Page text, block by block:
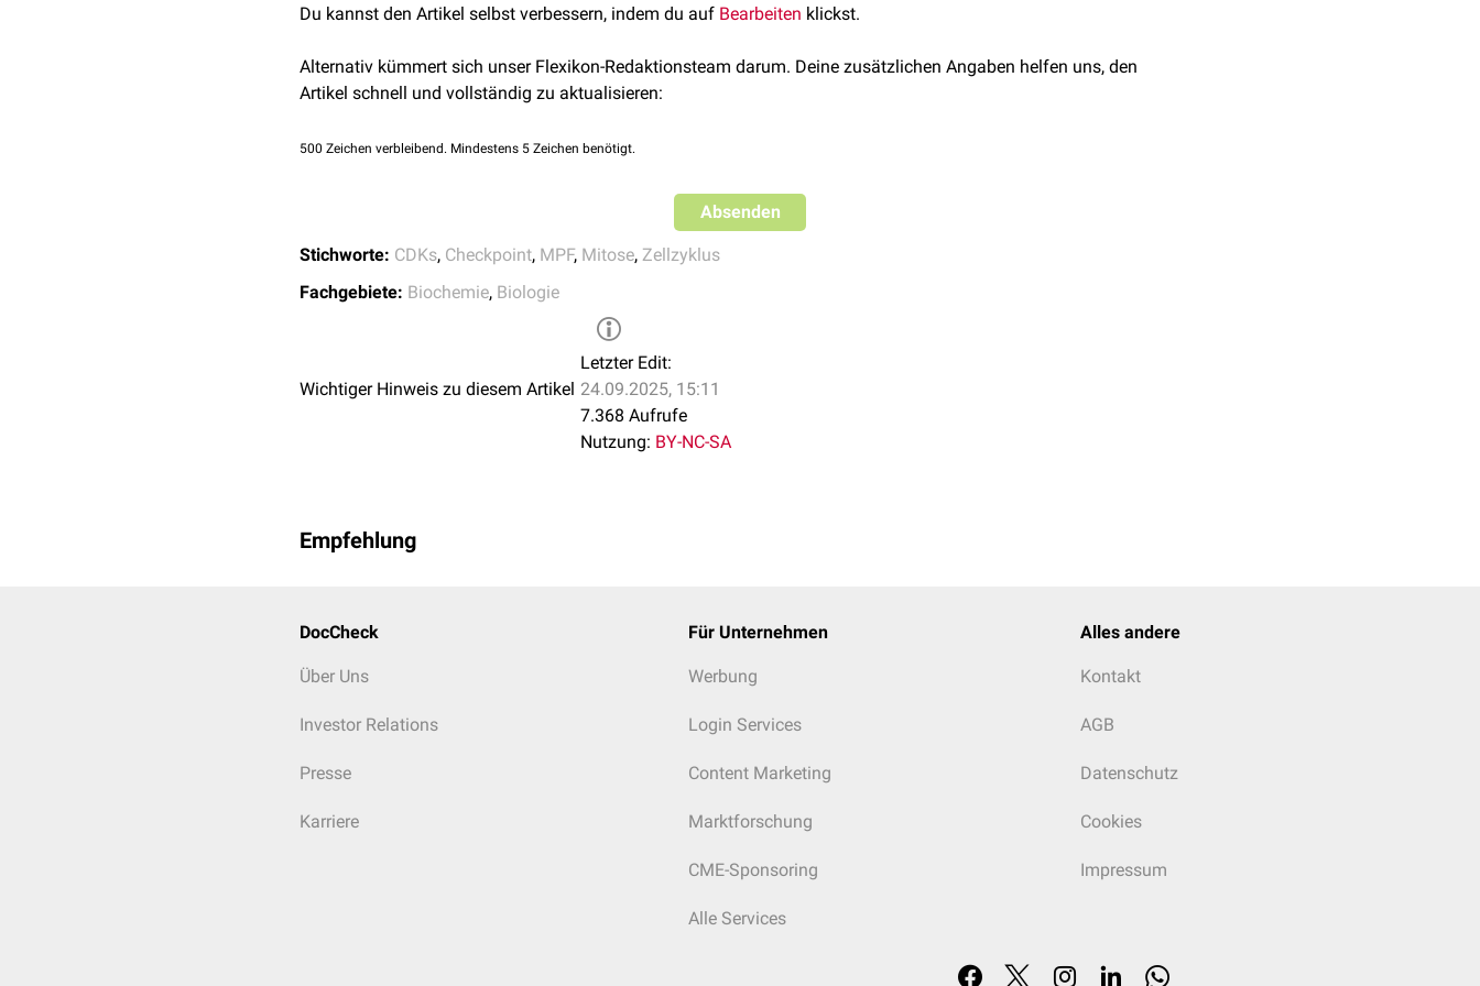
Wee1und Myt1übertragen werden. Diese können nur durch dieCdc25C-Phosphatase
Transkription von Wee1 und CDC25C wird direkt durch CDK1 reguliert.
Du kannst den Artikel selbst verbessern, indem du auf Bearbeiten klickst.
Alternativ kümmert sich unser Flexikon-Redaktionsteam darum. Deine zusätzlichen Angaben helfen uns, den
Artikel schnell und vollständig zu aktualisieren:
500 Zeichen verbleibend. Mindestens 5 Zeichen benötigt.
Absenden
Stichworte: CDKs, Checkpoint, MPF, Mitose, Zellzyklus
Fachgebiete: Biochemie, Biologie
Wichtiger Hinweis zu diesem Artikel
Letzter Edit:
24.09.2025, 15:11
7.368 Aufrufe
Nutzung: BY-NC-SA
Empfehlung
DocCheck
Über Uns
Investor Relations
Presse
Karriere
Für Unternehmen
Werbung
Login Services
Content Marketing
Marktforschung
CME-Sponsoring
Alle Services
Alles andere
Kontakt
AGB
Datenschutz
Cookies
Impressum